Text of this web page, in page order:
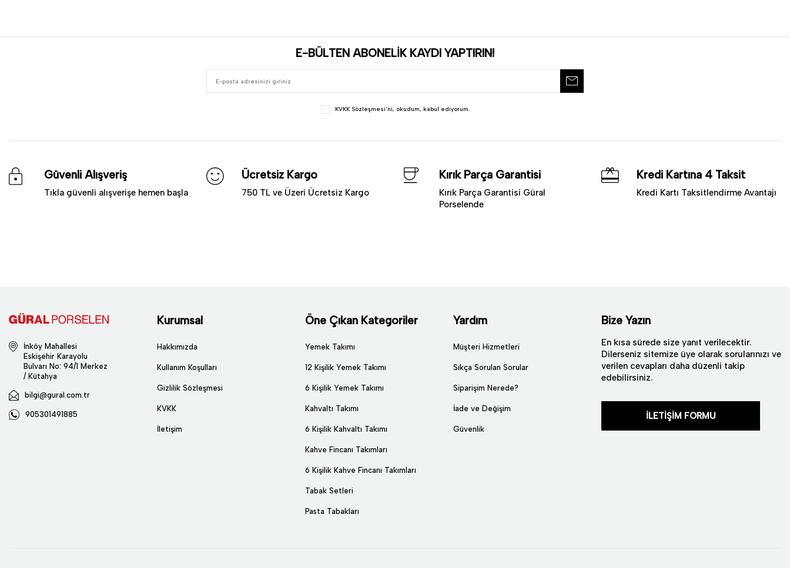
E-BÜLTEN ABONELİK KAYDI YAPTIRIN!
KVKK Sözleşmesi'ni, okudum, kabul ediyorum.
Güvenli Alışveriş
Tıkla güvenli alışverişe hemen başla
Ücretsiz Kargo
750 TL ve Üzeri Ücretsiz Kargo
Kırık Parça Garantisi
Kırık Parça Garantisi Güral
Porselende
Kredi Kartına 4 Taksit
Kredi Kartı Taksitlendirme Avantajı
İnköy Mahallesi
Eskişehir Karayolu
Bulvarı No: 94/1 Merkez
/ Kütahya
bilgi@gural.com.tr
905301491885
Kurumsal
Hakkımızda
Kullanım Koşulları
Gizlilik Sözleşmesi
KVKK
İletişim
Öne Çıkan Kategoriler
Yemek Takımı
12 Kişilik Yemek Takımı
6 Kişilik Yemek Takımı
Kahvaltı Takımı
6 Kişilik Kahvaltı Takımı
Kahve Fincanı Takımları
6 Kişilik Kahve Fincanı Takımları
Tabak Setleri
Pasta Tabakları
Yardım
Müşteri Hizmetleri
Sıkça Sorulan Sorular
Siparişim Nerede?
İade ve Değişim
Güvenlik
Bize Yazın
En kısa sürede size yanıt verilecektir.
Dilerseniz sitemize üye olarak sorularınızı ve
verilen cevapları daha düzenli takip
edebilirsiniz.
İLETİŞİM FORMU